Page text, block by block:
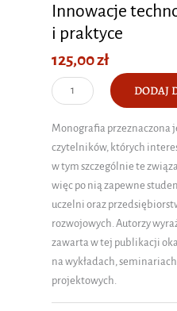
Innowacje
i praktyce
125,00zł
ilość
Innowacje
teorii
praktyce
DODAJ
Monografia przeznaczona
czytelników, których
w tym szczególnie te
więc po nią zapewne
uczelni oraz
rozwojowych. Autorzy
zawarta w tej publikacji
na wykładach,
projektowych.